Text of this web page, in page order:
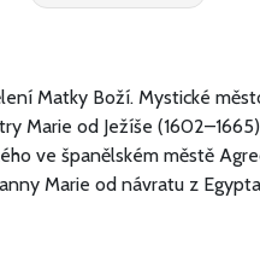
Matky Boží. Mystické
Marie od Ježíše
ve španělském městě
Marie od návratu z